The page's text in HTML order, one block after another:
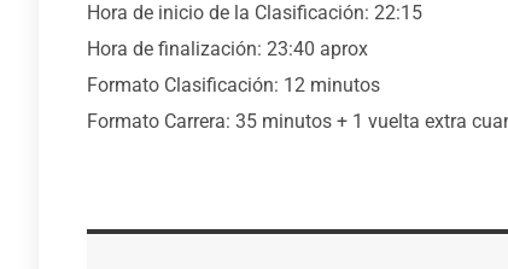
Hora de inicio de la Clasificación: 22:15
Hora de finalización: 23:40 aprox
Formato Clasificación: 12 minutos
Formato Carrera: 35 minutos + 1 vuelta extra